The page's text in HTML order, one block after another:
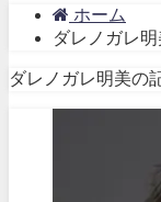
ホーム
ダレノガレ
ダレノガレ明美の